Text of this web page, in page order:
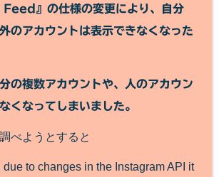
』の仕様の変更により、自分
のアカウントは表示できなくなった
の複数アカウントや、人のアカウン
くなってしまいました。
べようとすると
due to changes in the Instagram API it